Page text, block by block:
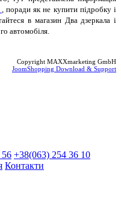
, поради як не купити підробку і
в магазин Два дзеркала і
автомобіля.
Copyright MAXXmarketing GmbH
JoomShopping Download & Support
56 +38(063) 254 36 10
Контакти